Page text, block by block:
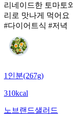
리네이드한 토마토
리로 맛나게 먹어요
#다이어트식 #저녁
1인분(267g)
310kcal
노브랜드샐러드